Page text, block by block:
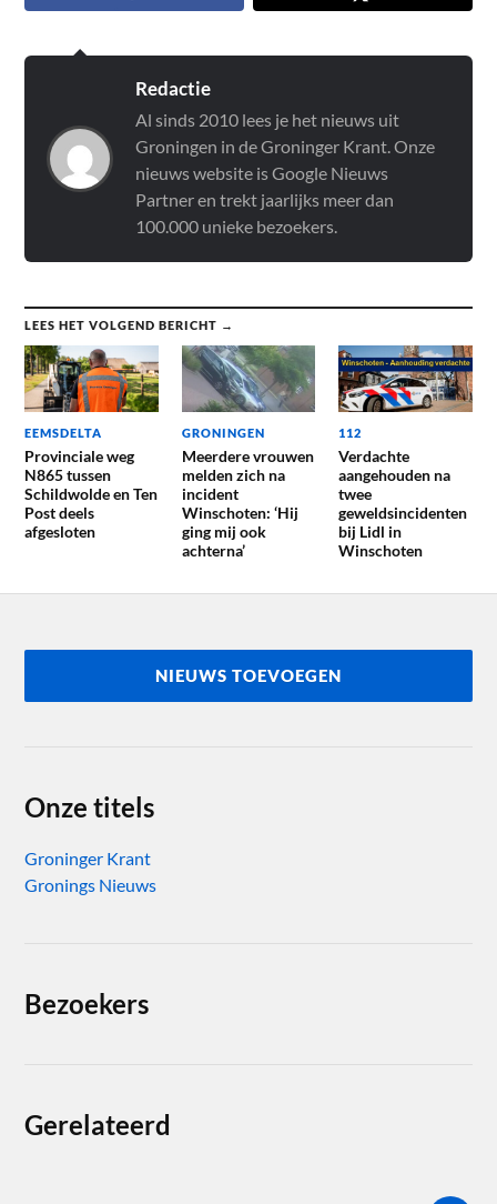
Redactie
Al sinds 2010 lees je het nieuws uit
Groningen in de Groninger Krant. Onze
nieuws website is Google Nieuws
Partner en trekt jaarlijks meer dan
100.000 unieke bezoekers.
LEES HET VOLGEND BERICHT →
EEMSDELTA
Provinciale weg
N865 tussen
Schildwolde en Ten
Post deels
afgesloten
GRONINGEN
Meerdere vrouwen
melden zich na
incident
Winschoten: ‘Hij
ging mij ook
achterna’
112
Verdachte
aangehouden na
twee
geweldsincidenten
bij Lidl in
Winschoten
NIEUWS TOEVOEGEN
Onze titels
Groninger Krant
Gronings Nieuws
Bezoekers
Gerelateerd